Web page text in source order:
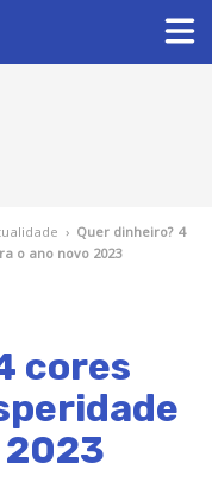
› Quer dinheiro? 4
o ano novo 2023
cores
2023